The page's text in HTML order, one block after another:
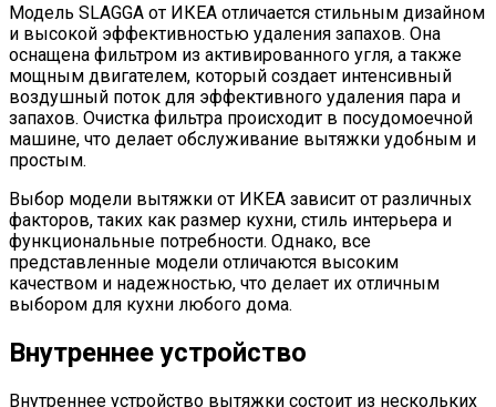
Модель SLAGGA от ИКЕА отличается стильным дизайном
и высокой эффективностью удаления запахов. Она
оснащена фильтром из активированного угля, а также
мощным двигателем, который создает интенсивный
воздушный поток для эффективного удаления пара и
запахов. Очистка фильтра происходит в посудомоечной
машине, что делает обслуживание вытяжки удобным и
простым.
Выбор модели вытяжки от ИКЕА зависит от различных
факторов, таких как размер кухни, стиль интерьера и
функциональные потребности. Однако, все
представленные модели отличаются высоким
качеством и надежностью, что делает их отличным
выбором для кухни любого дома.
Внутреннее устройство
Внутреннее устройство вытяжки состоит из нескольких